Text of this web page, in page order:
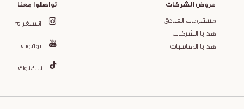
عروض الشركات
مستلزمات الفنادق
هدايا الشركات
هدايا المناسبات
تواصلوا معنا
انستغرام
يوتيوب
تيك توك